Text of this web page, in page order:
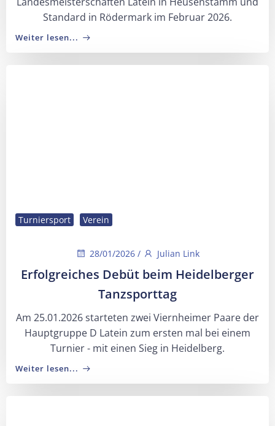
Standard in Rödermark im Februar 2026.
Weiter lesen...
Turniersport Verein
28/01/2026 / Julian Link
Erfolgreiches Debüt beim Heidelberger
Tanzsporttag
Am 25.01.2026 starteten zwei Viernheimer Paare der
Hauptgruppe D Latein zum ersten mal bei einem
Turnier - mit einen Sieg in Heidelberg.
Weiter lesen...